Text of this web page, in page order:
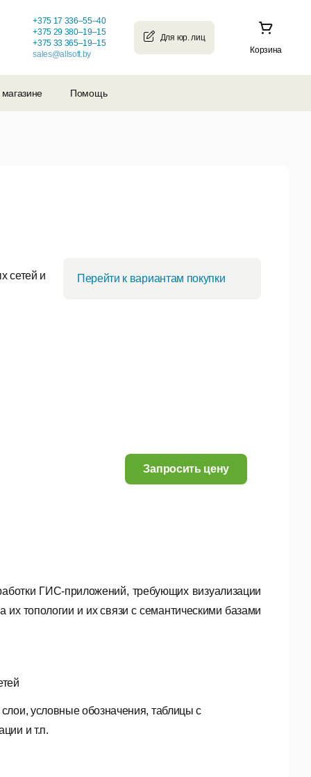
Корзина
+375 17 336–55–40
+375 29 380–19–15
+375 33 365–19–15
sales@allsoft.by
Помощь
сетей и
Перейти к вариантам покупки
ГИС-приложений, требующих визуализации
топологии и их связи с семантическими базами
условные обозначения, таблицы с
и т.п.
Запросить цену